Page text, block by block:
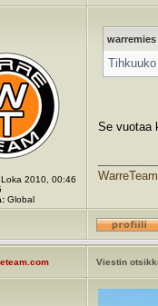
2010, 00:46
Global
Se vuotaa
Viestin